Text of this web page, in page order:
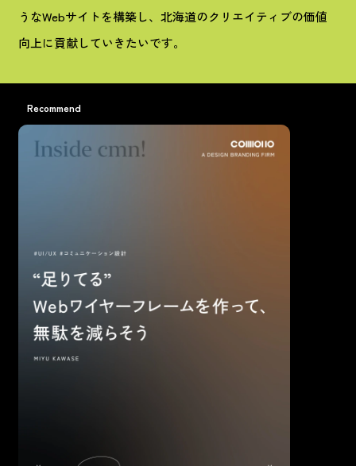
うなWebサイトを構築し、北海道のクリエイティブの価値
向上に貢献していきたいです。
Recommend